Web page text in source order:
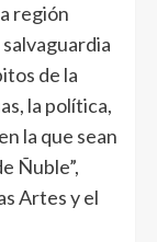
región
de la
la política,
la que sean
Ñuble”,
Artes y el